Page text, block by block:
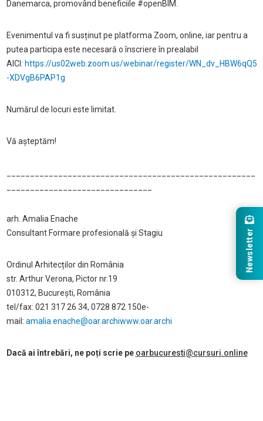
Danemarca, promovând beneficiile #openBIM.
Evenimentul va fi susținut pe platforma Zoom, online, iar pentru a
putea participa este necesară o înscriere în prealabil
AICI: https://us02web.zoom.us/webinar/register/WN_dv_HBW6qQ5
-XDVgB6PAP1g
Numărul de locuri este limitat.
Vă așteptăm!
arh. Amalia Enache
Consultant Formare profesională și Stagiu
Ordinul Arhitecților din România
str. Arthur Verona, Pictor nr.19
010312, București, România
tel/fax: 021 317 26 34, 0728 872 150e-
mail: amalia.enache@oar.archiwww.oar.archi
Dacă ai întrebări, ne poți scrie pe oarbucuresti@cursuri.online
Newsletter